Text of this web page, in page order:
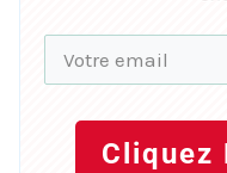
Cliquez